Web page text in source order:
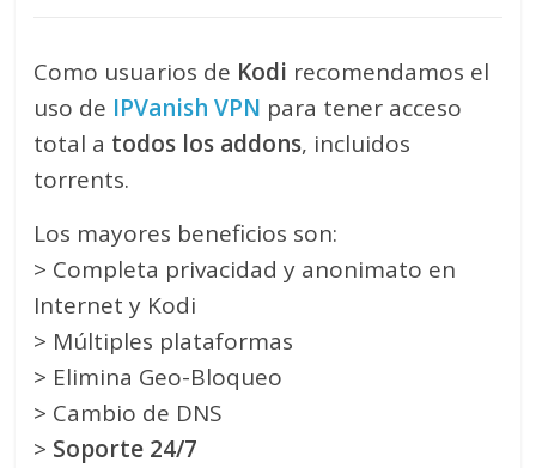
Como usuarios de Kodi recomendamos el
uso de IPVanish VPN para tener acceso
total a todos los addons, incluidos
torrents.
Los mayores beneficios son:
> Completa privacidad y anonimato en
Internet y Kodi
> Múltiples plataformas
> Elimina Geo-Bloqueo
> Cambio de DNS
> Soporte 24/7